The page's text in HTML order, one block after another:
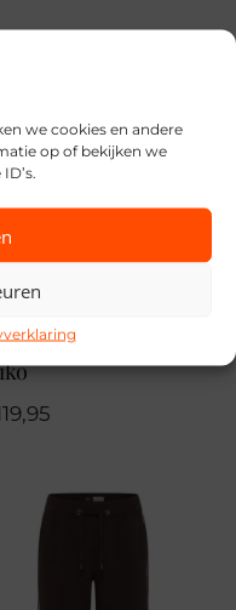
we cookies en andere
op of bekijken we